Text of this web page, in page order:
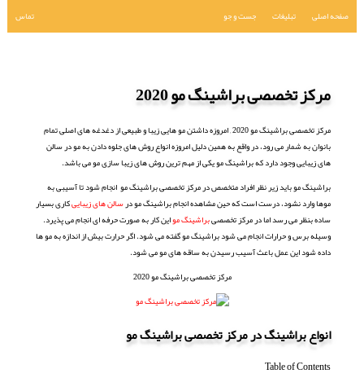
صفحه اصلی تبلیغات جست و جو تماس
مرکز تخصصی براشینگ مو 2020
مرکز تخصصی براشینگ مو 2020 , امروزه داشتن مو هایی زیبا و طبیعی از دغدغه های اصلی تمام
بانوان به شمار می رود، در واقع به همین دلیل امروزه انواع روش های جلوه دادن به مو در سالن
های زیبایی وجود دارد که براشینگ مو یکی از مهم ترین روش های زیبا سازی مو می باشد.
براشینگ مو باید زیر نظر افراد متخصص در مرکز تخصصی براشینگ مو انجام شود تا آسیبی به
موها وارد نشود، درست است که حین مشاهده انجام براشینگ مو درسالن های زیباییکاری بسیار
ساده بنظر می رسد اما در مرکز تخصصیبراشینگ مواین کار به صورت حرفه ای انجام می پذیرد.
وسیله برس و حرارات انجام می شود براشینگ مو گفته می شود. اگر حرارت بیش از اندازه به مو ها
داده شود این عمل باعث آسیب رسیدن به ساقه های مو می شود.
مرکز تخصصی براشینگ مو 2020
انواع براشینگ در مرکز تخصصی براشینگ مو
Table of Contents